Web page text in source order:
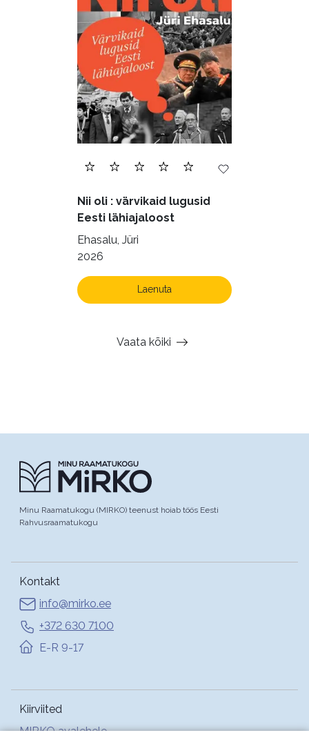
Nii oli : värvikaid lugusid
Eesti lähiajaloost
Ehasalu, Jüri
2026
Laenuta
Vaata kõiki
Minu Raamatukogu (MIRKO) teenust hoiab töös Eesti
Rahvusraamatukogu
Kontakt
info@mirko.ee
+372 630 7100
E-R 9-17
Kiirviited
MIRKO avalehele